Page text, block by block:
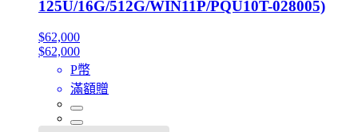
125U/16G/512G/WIN11P/PQU10T-028005)
$62,000
$62,000
P幣
滿額贈